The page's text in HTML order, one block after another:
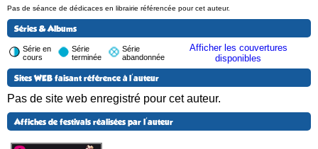
Pas de séance de dédicaces en librairie référencée pour cet auteur.
Séries & Albums
Série en
cours
Série
terminée
Série
abandonnée
Afficher les couvertures
disponibles
Sites WEB faisant référence à l'auteur
Pas de site web enregistré pour cet auteur.
Affiches de festivals réalisées par l'auteur